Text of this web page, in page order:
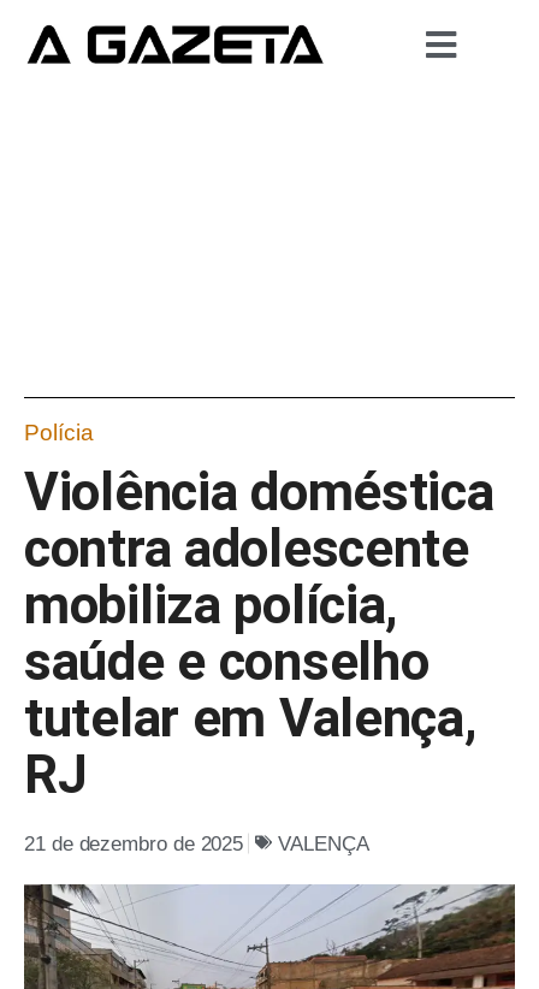
Polícia
Violência doméstica
contra adolescente
mobiliza polícia,
saúde e conselho
tutelar em Valença,
RJ
21 de dezembro de 2025 VALENÇA